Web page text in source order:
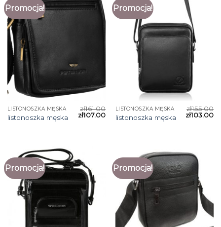
Promocja!
LISTONOSZKA MĘSKA
listonoszka męska
zł161.00
zł107.00
Promocja!
LISTONOSZKA MĘSKA
listonoszka męska
zł155.00
zł103.00
Promocja! Promocja!